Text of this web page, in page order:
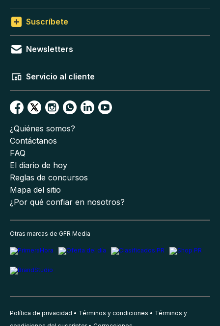
Suscríbete
Newsletters
Servicio al cliente
¿Quiénes somos?
Contáctanos
FAQ
El diario de hoy
Reglas de concursos
Mapa del sitio
¿Por qué confiar en nosotros?
Otras marcas de GFR Media
Política de privacidad Términos y condiciones
Términos y